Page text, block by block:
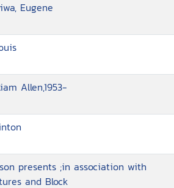
Eugene
Allen,1953-
presents ;in association with
and Block